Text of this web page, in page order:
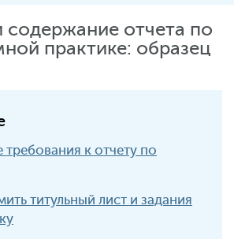
содержание отчета по
практике: образец
к отчету по
титульный лист и задания